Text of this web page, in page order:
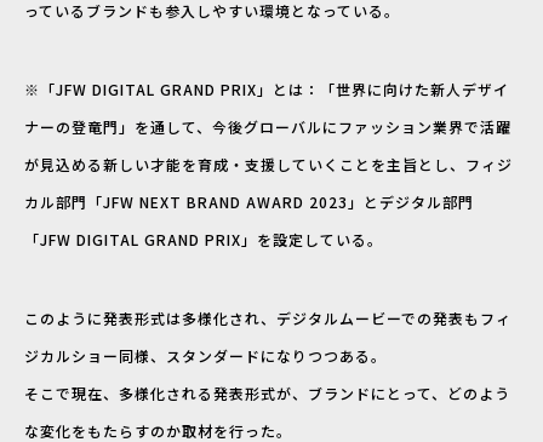
っているブランドも参入しやすい環境となっている。
※「JFW DIGITAL GRAND PRIX」とは：「世界に向けた新人デザイ
ナーの登竜門」を通して、今後グローバルにファッション業界で活躍
が見込める新しい才能を育成・支援していくことを主旨とし、フィジ
カル部門「JFW NEXT BRAND AWARD 2023」とデジタル部門
「JFW DIGITAL GRAND PRIX」を設定している。
このように発表形式は多様化され、デジタルムービーでの発表もフィ
ジカルショー同様、スタンダードになりつつある。
そこで現在、多様化される発表形式が、ブランドにとって、どのよう
な変化をもたらすのか取材を行った。